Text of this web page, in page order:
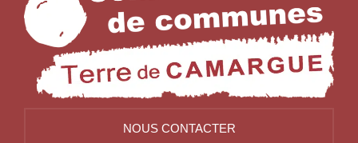
NOUS CONTACTER